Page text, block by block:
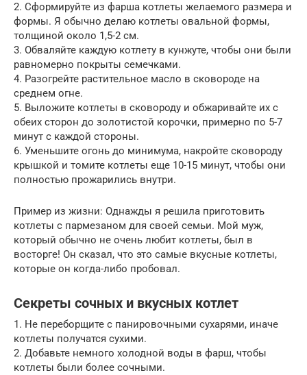
2. Сформируйте из фарша котлеты желаемого размера и
формы. Я обычно делаю котлеты овальной формы,
толщиной около 1,5-2 см.
3. Обваляйте каждую котлету в кунжуте, чтобы они были
равномерно покрыты семечками.
4. Разогрейте растительное масло в сковороде на
среднем огне.
5. Выложите котлеты в сковороду и обжаривайте их с
обеих сторон до золотистой корочки, примерно по 5-7
минут с каждой стороны.
6. Уменьшите огонь до минимума, накройте сковороду
крышкой и томите котлеты еще 10-15 минут, чтобы они
полностью прожарились внутри.
Пример из жизни: Однажды я решила приготовить
котлеты с пармезаном для своей семьи. Мой муж,
который обычно не очень любит котлеты, был в
восторге! Он сказал, что это самые вкусные котлеты,
которые он когда-либо пробовал.
Секреты сочных и вкусных котлет
1. Не переборщите с панировочными сухарями, иначе
котлеты получатся сухими.
2. Добавьте немного холодной воды в фарш, чтобы
котлеты были более сочными.